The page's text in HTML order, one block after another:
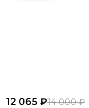
12 065 ₽14 000 ₽